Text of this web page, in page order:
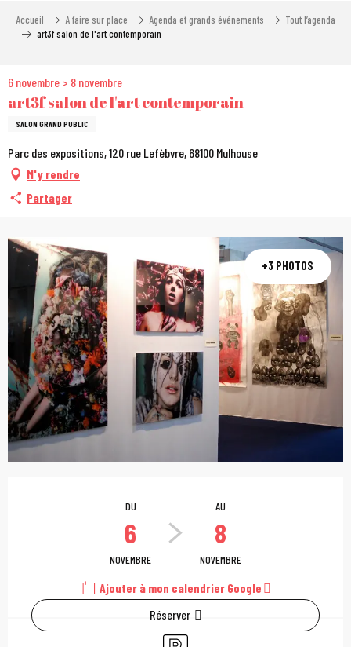
Accueil A faire sur place Agenda et grands événements
Tout l’agenda
art3f salon de l'art contemporain
6 novembre > 8 novembre
art3f salon de l'art contemporain
SALON GRAND PUBLIC
Parc des expositions, 120 rue Lefèbvre, 68100 Mulhouse
M'y rendre
Partager
+3 PHOTOS
Ouverture et
DU
6
NOVEMBRE
AU
8
NOVEMBRE
Ajouter à mon calendrier Google
Réserver
Parking